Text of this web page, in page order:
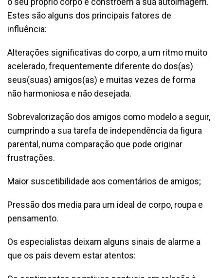
Estes são alguns dos principais fatores de
influência:
Alterações significativas do corpo, a um ritmo muito
acelerado, frequentemente diferente do dos(as)
seus(suas) amigos(as) e muitas vezes de forma
não harmoniosa e não desejada.
Sobrevalorização dos amigos como modelo a seguir,
cumprindo a sua tarefa de independência da figura
parental, numa comparação que pode originar
frustrações.
Maior suscetibilidade aos comentários de amigos;
Pressão dos media para um ideal de corpo, roupa e
pensamento.
Os especialistas deixam alguns sinais de alarme a
que os pais devem estar atentos: